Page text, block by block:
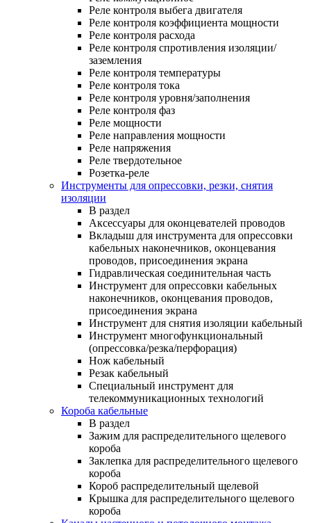
Реле контроля выбега двигателя
Реле контроля коэффициента мощности
Реле контроля расхода
Реле контроля спротивления изоляции/
заземления
Реле контроля температуры
Реле контроля тока
Реле контроля уровня/заполнения
Реле контроля фаз
Реле мощности
Реле направления мощности
Реле напряжения
Реле твердотельное
Розетка-реле
Инструменты для опрессовки, резки, снятия
изоляции
В раздел
Аксессуары для оконцевателей проводов
Вкладыш для инструмента для опрессовки
кабельных наконечников, оконцевания
проводов, присоединения экрана
Гидравлическая соединительная часть
Инструмент для опрессовки кабельных
наконечников, оконцевания проводов,
присоединения экрана
Инструмент для снятия изоляции кабельный
Инструмент многофункциональный
(опрессовка/резка/перфорация)
Нож кабельный
Резак кабельный
Специальный инструмент для
телекоммуникационных технологий
Короба кабельные
В раздел
Зажим для распределительного щелевого
короба
Заклепка для распределительного щелевого
короба
Короб распределительный щелевой
Крышка для распределительного щелевого
короба